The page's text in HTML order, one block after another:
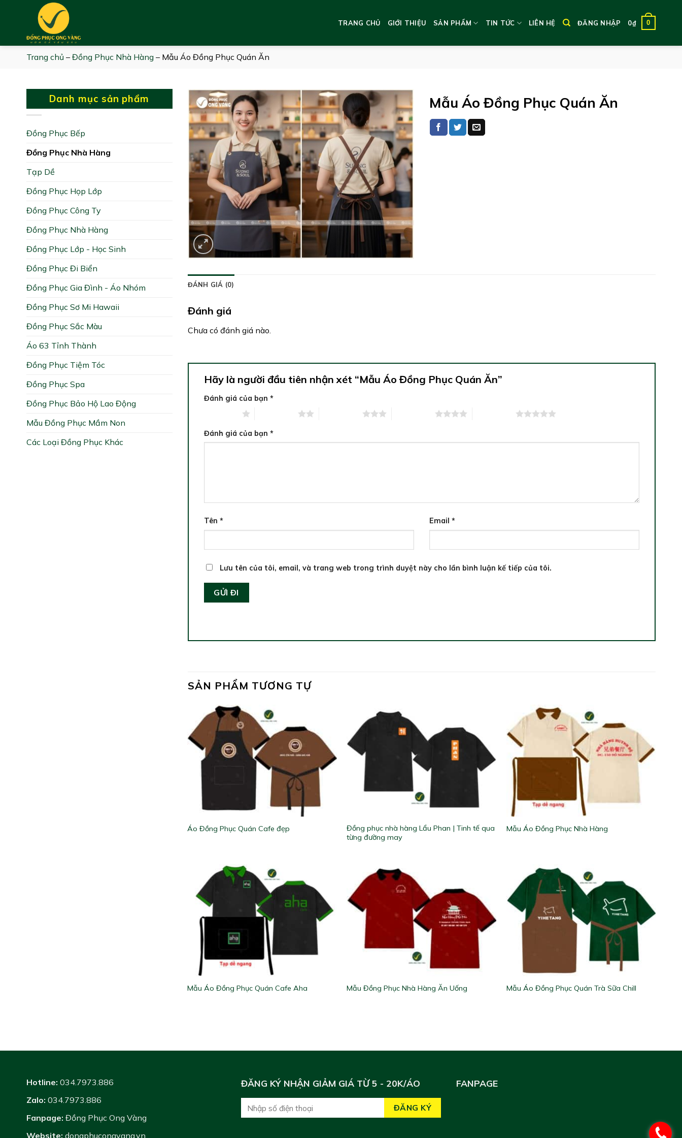
TRANG CHỦ GIỚI THIỆU SẢN PHẨM TIN TỨC LIÊN HỆ ĐĂNG NHẬP 0₫ 0
Trang chủ – Đồng Phục Nhà Hàng – Mẫu Áo Đồng Phục Quán Ăn
Danh mục sản phẩm
Đồng Phục Bếp
Đồng Phục Nhà Hàng
Tạp Dề
Đồng Phục Họp Lớp
Đồng Phục Công Ty
Đồng Phục Nhà Hàng
Đồng Phục Lớp - Học Sinh
Đồng Phục Đi Biển
Đồng Phục Gia Đình - Áo Nhóm
Đồng Phục Sơ Mi Hawaii
Đồng Phục Sắc Màu
Áo 63 Tỉnh Thành
Đồng Phục Tiệm Tóc
Đồng Phục Spa
Đồng Phục Bảo Hộ Lao Động
Mẫu Đồng Phục Mầm Non
Các Loại Đồng Phục Khác
Mẫu Áo Đồng Phục Quán Ăn
ĐÁNH GIÁ (0)
Đánh giá
Chưa có đánh giá nào.
Hãy là người đầu tiên nhận xét “Mẫu Áo Đồng Phục Quán Ăn”
Đánh giá của bạn *
Đánh giá của bạn *
Tên * Email *
Lưu tên của tôi, email, và trang web trong trình duyệt này cho lần bình luận kế tiếp của tôi.
SẢN PHẨM TƯƠNG TỰ
Áo Đồng Phục Quán Cafe đẹp
Đồng phục nhà hàng Lẩu Phan | Tinh tế qua
từng đường may
Mẫu Áo Đồng Phục Nhà Hàng
Mẫu Áo Đồng Phục Quán Cafe Aha Mẫu Đồng Phục Nhà Hàng Ăn Uống Mẫu Áo Đồng Phục Quán Trà Sữa Chill
Hotline: 034.7973.886
Zalo: 034.7973.886
Fanpage: Đồng Phục Ong Vàng
Website: dongphucongvang.vn
ĐĂNG KÝ NHẬN GIẢM GIÁ TỪ 5 - 20K/ÁO FANPAGE